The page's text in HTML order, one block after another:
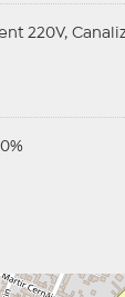
220V,